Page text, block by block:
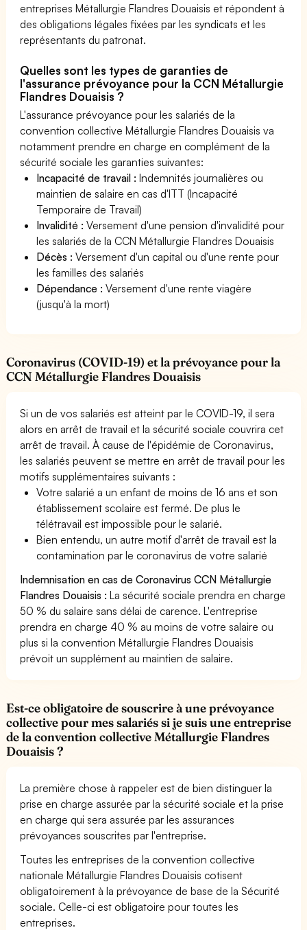
entreprises Métallurgie Flandres Douaisis et répondent à
des obligations légales fixées par les syndicats et les
représentants du patronat.
Quelles sont les types de garanties de
l'assurance prévoyance pour la CCN Métallurgie
Flandres Douaisis ?
L'assurance prévoyance pour les salariés de la
convention collective Métallurgie Flandres Douaisis va
notamment prendre en charge en complément de la
sécurité sociale les garanties suivantes:
Incapacité de travail : Indemnités journalières ou
maintien de salaire en cas d'ITT (Incapacité
Temporaire de Travail)
Invalidité : Versement d'une pension d'invalidité pour
les salariés de la CCN Métallurgie Flandres Douaisis
Décès : Versement d'un capital ou d'une rente pour
les familles des salariés
Dépendance : Versement d'une rente viagère
(jusqu'à la mort)
Coronavirus (COVID-19) et la prévoyance pour la
CCN Métallurgie Flandres Douaisis
Si un de vos salariés est atteint par le COVID-19, il sera
alors en arrêt de travail et la sécurité sociale couvrira cet
arrêt de travail. À cause de l'épidémie de Coronavirus,
les salariés peuvent se mettre en arrêt de travail pour les
motifs supplémentaires suivants :
Votre salarié a un enfant de moins de 16 ans et son
établissement scolaire est fermé. De plus le
télétravail est impossible pour le salarié.
Bien entendu, un autre motif d'arrêt de travail est la
contamination par le coronavirus de votre salarié
Indemnisation en cas de Coronavirus CCN Métallurgie
Flandres Douaisis : La sécurité sociale prendra en charge
50 % du salaire sans délai de carence. L'entreprise
prendra en charge 40 % au moins de votre salaire ou
plus si la convention Métallurgie Flandres Douaisis
prévoit un supplément au maintien de salaire.
Est-ce obligatoire de souscrire à une prévoyance
collective pour mes salariés si je suis une entreprise
de la convention collective Métallurgie Flandres
Douaisis ?
La première chose à rappeler est de bien distinguer la
prise en charge assurée par la sécurité sociale et la prise
en charge qui sera assurée par les assurances
prévoyances souscrites par l'entreprise.
Toutes les entreprises de la convention collective
nationale Métallurgie Flandres Douaisis cotisent
obligatoirement à la prévoyance de base de la Sécurité
sociale. Celle-ci est obligatoire pour toutes les
entreprises.